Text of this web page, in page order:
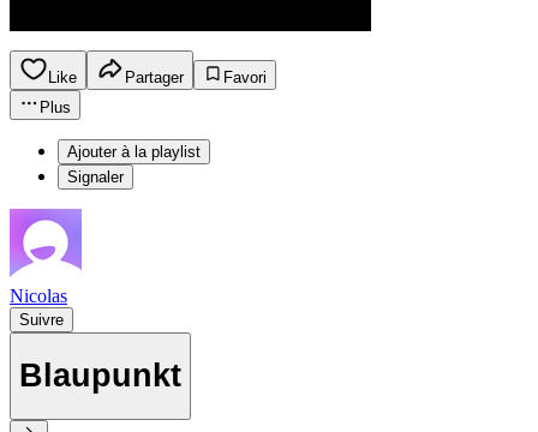
Like Partager
Favori
Plus
Ajouter à la playlist
Signaler
Nicolas
Suivre
Blaupunkt